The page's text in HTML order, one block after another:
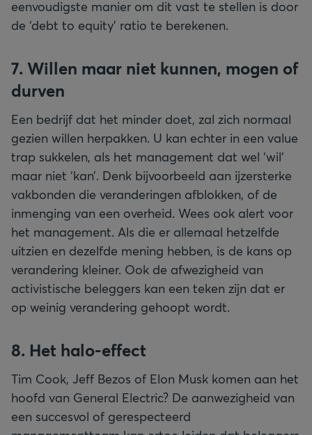
eenvoudigste manier om dit vast te stellen is door
de ‘debt to equity’ ratio te berekenen.
7. Willen maar niet kunnen, mogen of
durven
Een bedrijf dat het minder doet, zal zich normaal
gezien willen herpakken. U kan echter in een value
trap sukkelen, als het management dat wel ‘wil’
maar niet ‘kan’. Denk bijvoorbeeld aan ijzersterke
vakbonden die veranderingen afblokken, of de
inmenging van een overheid. Wees ook alert voor
het management. Als die er allemaal hetzelfde
uitzien en dezelfde mening hebben, is de kans op
verandering kleiner. Ook de afwezigheid van
activistische beleggers kan een teken zijn dat er
op weinig verandering gehoopt wordt.
8. Het halo-effect
Tim Cook, Jeff Bezos of Elon Musk komen aan het
hoofd van General Electric? De aanwezigheid van
een succesvol of gerespecteerd